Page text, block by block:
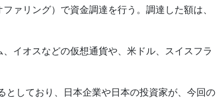
ァリング）で資金調達を行う。調達した額は、
イオスなどの仮想通貨や、米ドル、スイスフラ
としており、日本企業や日本の投資家が、今回の